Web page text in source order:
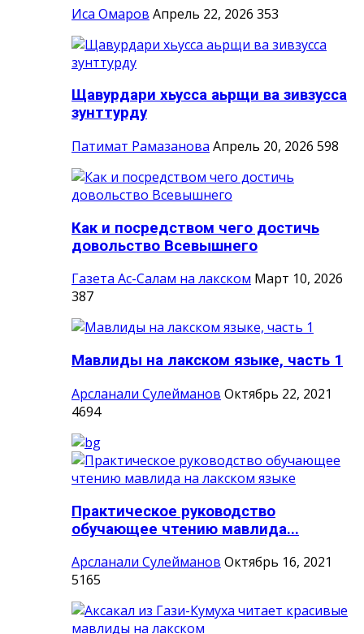
Иса Омаров Апрель 22, 2026 353
Щавурдари хьусса аьрщи ва зивзусса
зунттурду
Патимат Рамазанова Апрель 20, 2026 598
Как и посредством чего достичь
довольство Всевышнего
Газета Ас-Салам на лакском Март 10, 2026
387
Мавлиды на лакском языке, часть 1
Арсланали Сулейманов Октябрь 22, 2021
4694
Практическое руководство
обучающее чтению мавлида...
Арсланали Сулейманов Октябрь 16, 2021
5165